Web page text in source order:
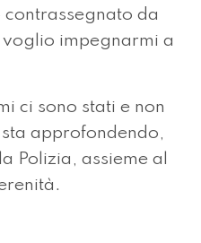
da
impegnarmi a
ci sono stati e non
approfondendo,
Polizia, assieme al